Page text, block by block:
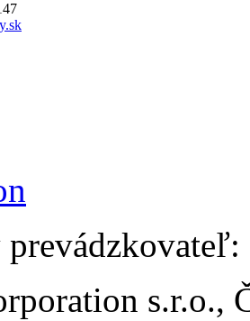
s.r.o.,